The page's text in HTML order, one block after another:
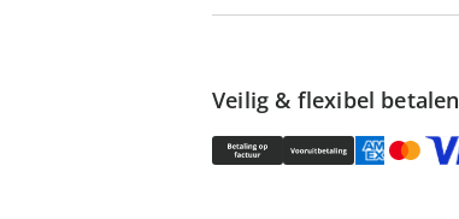
Veilig & flexibel betalen